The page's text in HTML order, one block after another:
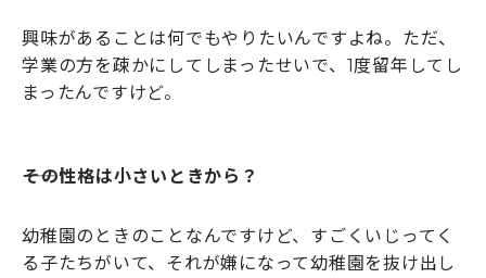
興味があることは何でもやりたいんですよね。ただ、
学業の方を疎かにしてしまったせいで、1度留年してし
まったんですけど。
――その性格は小さいときから？
幼稚園のときのことなんですけど、すごくいじってく
る子たちがいて、それが嫌になって幼稚園を抜け出し